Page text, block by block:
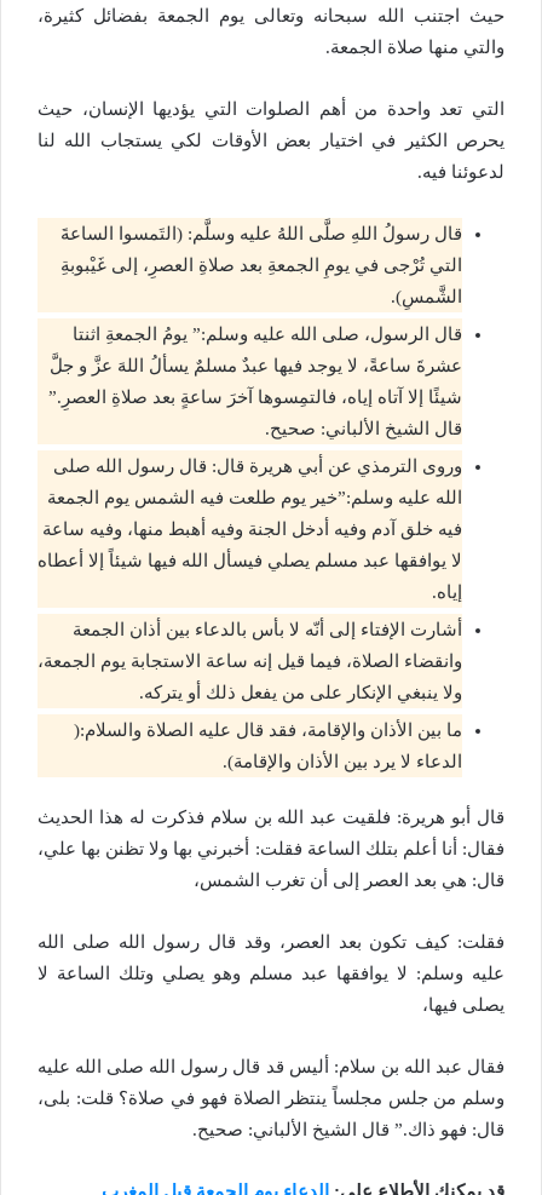
حيث اجتنب الله سبحانه وتعالى يوم الجمعة بفضائل كثيرة،
والتي منها صلاة الجمعة.
التي تعد واحدة من أهم الصلوات التي يؤديها الإنسان، حيث
يحرص الكثير في اختيار بعض الأوقات لكي يستجاب الله لنا
لدعوئنا فيه.
قال رسولُ اللهِ صلَّى اللهُ عليه وسلَّم: (التَمسوا الساعةَ
التي تُرْجى في يومِ الجمعةِ بعد صلاةِ العصرِ، إلى غَيْبوبةِ
الشَّمسِ).
قال الرسول، صلى الله عليه وسلم:” يومُ الجمعةِ اثنتا
عشرةَ ساعةً، لا يوجد فيها عبدٌ مسلمٌ يسألُ اللهَ عزَّ و جلَّ
شيئًا إلا آتاه إياه، فالتمِسوها آخرَ ساعةٍ بعد صلاةِ العصرِ.”
قال الشيخ الألباني: صحيح.
وروى الترمذي عن أبي هريرة قال: قال رسول الله صلى
الله عليه وسلم:”خير يوم طلعت فيه الشمس يوم الجمعة
فيه خلق آدم وفيه أدخل الجنة وفيه أهبط منها، وفيه ساعة
لا يوافقها عبد مسلم يصلي فيسأل الله فيها شيئاً إلا أعطاه
إياه.
أشارت الإفتاء إلى أنّه لا بأس بالدعاء بين أذان الجمعة
وانقضاء الصلاة، فيما قيل إنه ساعة الاستجابة يوم الجمعة،
ولا ينبغي الإنكار على من يفعل ذلك أو يتركه.
ما بين الأذان والإقامة، فقد قال عليه الصلاة والسلام:(
الدعاء لا يرد بين الأذان والإقامة).
قال أبو هريرة: فلقيت عبد الله بن سلام فذكرت له هذا الحديث
فقال: أنا أعلم بتلك الساعة فقلت: أخبرني بها ولا تظنن بها علي،
قال: هي بعد العصر إلى أن تغرب الشمس،
فقلت: كيف تكون بعد العصر، وقد قال رسول الله صلى الله
عليه وسلم: لا يوافقها عبد مسلم وهو يصلي وتلك الساعة لا
يصلى فيها،
فقال عبد الله بن سلام: أليس قد قال رسول الله صلى الله عليه
وسلم من جلس مجلساً ينتظر الصلاة فهو في صلاة؟ قلت: بلى،
قال: فهو ذاك.” قال الشيخ الألباني: صحيح.
قد يمكنك الأطلاع على: الدعاء يوم الجمعة قبل المغرب